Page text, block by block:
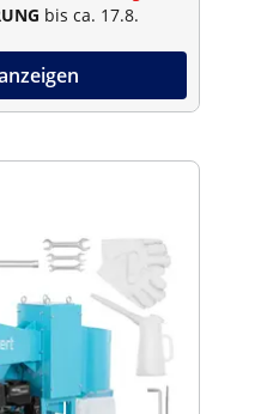
bis ca. 17.8.